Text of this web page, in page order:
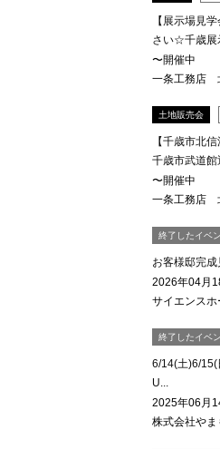
【展示場見
さい☆千歳展
〜開催中
一条工務店
土地販売会
【千歳市北
千歳市武道館
〜開催中
一条工務店
終了したイベ
お客様邸完成
2026年04月
サイエンス
終了したイベ
6/14(土)6/15(
U...
2025年06月
株式会社やま